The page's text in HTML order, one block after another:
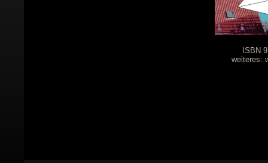
ISBN
weiteres: